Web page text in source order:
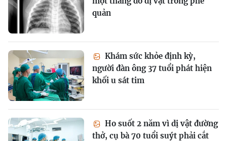
quản
Khám sức khỏe định kỳ,
người đàn ông 37 tuổi phát hiện
khối u sát tim
Ho suốt 2 năm vì dị vật đường
thở, cụ bà 70 tuổi suýt phải cắt